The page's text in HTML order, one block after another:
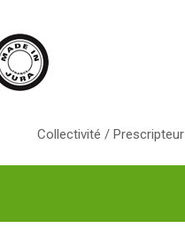
Collectivité / Prescripteur